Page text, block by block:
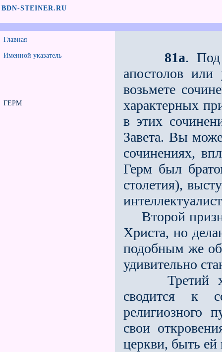
BDN-STEINER.RU
Главная
Именной указатель
ГЕРМ
81a. Под
апостолов
возьмете
характерных
в этих
Завета. Вы
сочинениях,
Герм был
столетия),
Второй
Христа, но
подобным же
удивительно
Третий
сводится к
религиозного
свои
церкви, быть